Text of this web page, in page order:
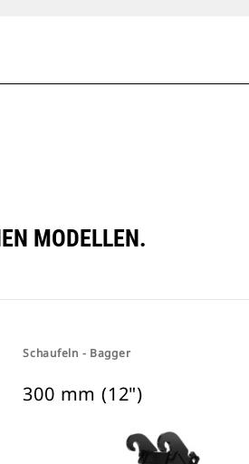
MODELLEN.
Schaufeln - Bagger
300 mm (12")